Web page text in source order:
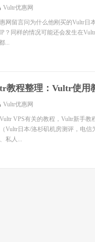
Vultr优惠网
网留言问为什么他刚买的Vultr日
？同样的情况可能还会发生在
...
教程整理：Vultr使用
Vultr优惠网
VPS有关的教程，Vultr新手
Vultr日本/洛杉矶机房测评，电
私人...